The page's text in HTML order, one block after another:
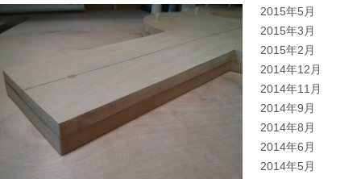
2015年5月
2015年3月
2015年2月
2014年12月
2014年11月
2014年9月
2014年8月
2014年6月
2014年5月